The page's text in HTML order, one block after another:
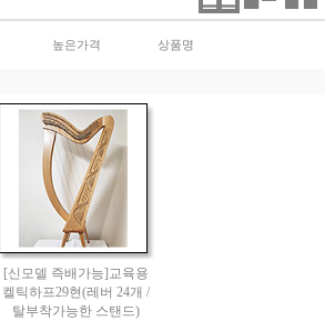
높은가격 상품명
[신모델 즉배가능]교육용
켈틱하프29현(레버 24개 /
탈부착가능한 스탠드)